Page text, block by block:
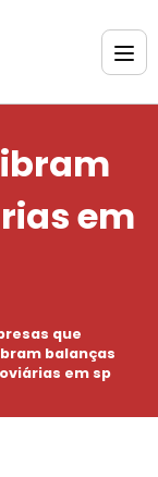
em
que
balanças
em sp